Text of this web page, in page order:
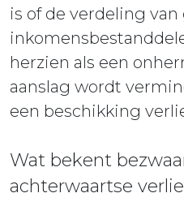
is of de verdeling
herzien als een
aanslag wordt
een beschikking
Wat bekent
achterwaartse